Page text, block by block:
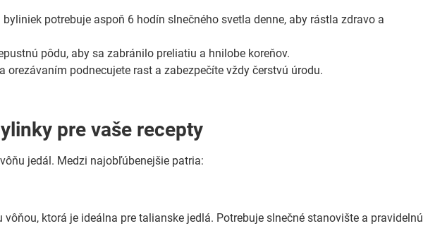
potrebuje aspoň 6 hodín slnečného svetla denne, aby rástla zdravo a
pôdu, aby sa zabránilo preliatiu a hnilobe koreňov.
orezávaním podnecujete rast a zabezpečíte vždy čerstvú úrodu.
pre vaše recepty
jedál. Medzi najobľúbenejšie patria:
ktorá je ideálna pre talianske jedlá. Potrebuje slnečné stanovište a pravidelnú